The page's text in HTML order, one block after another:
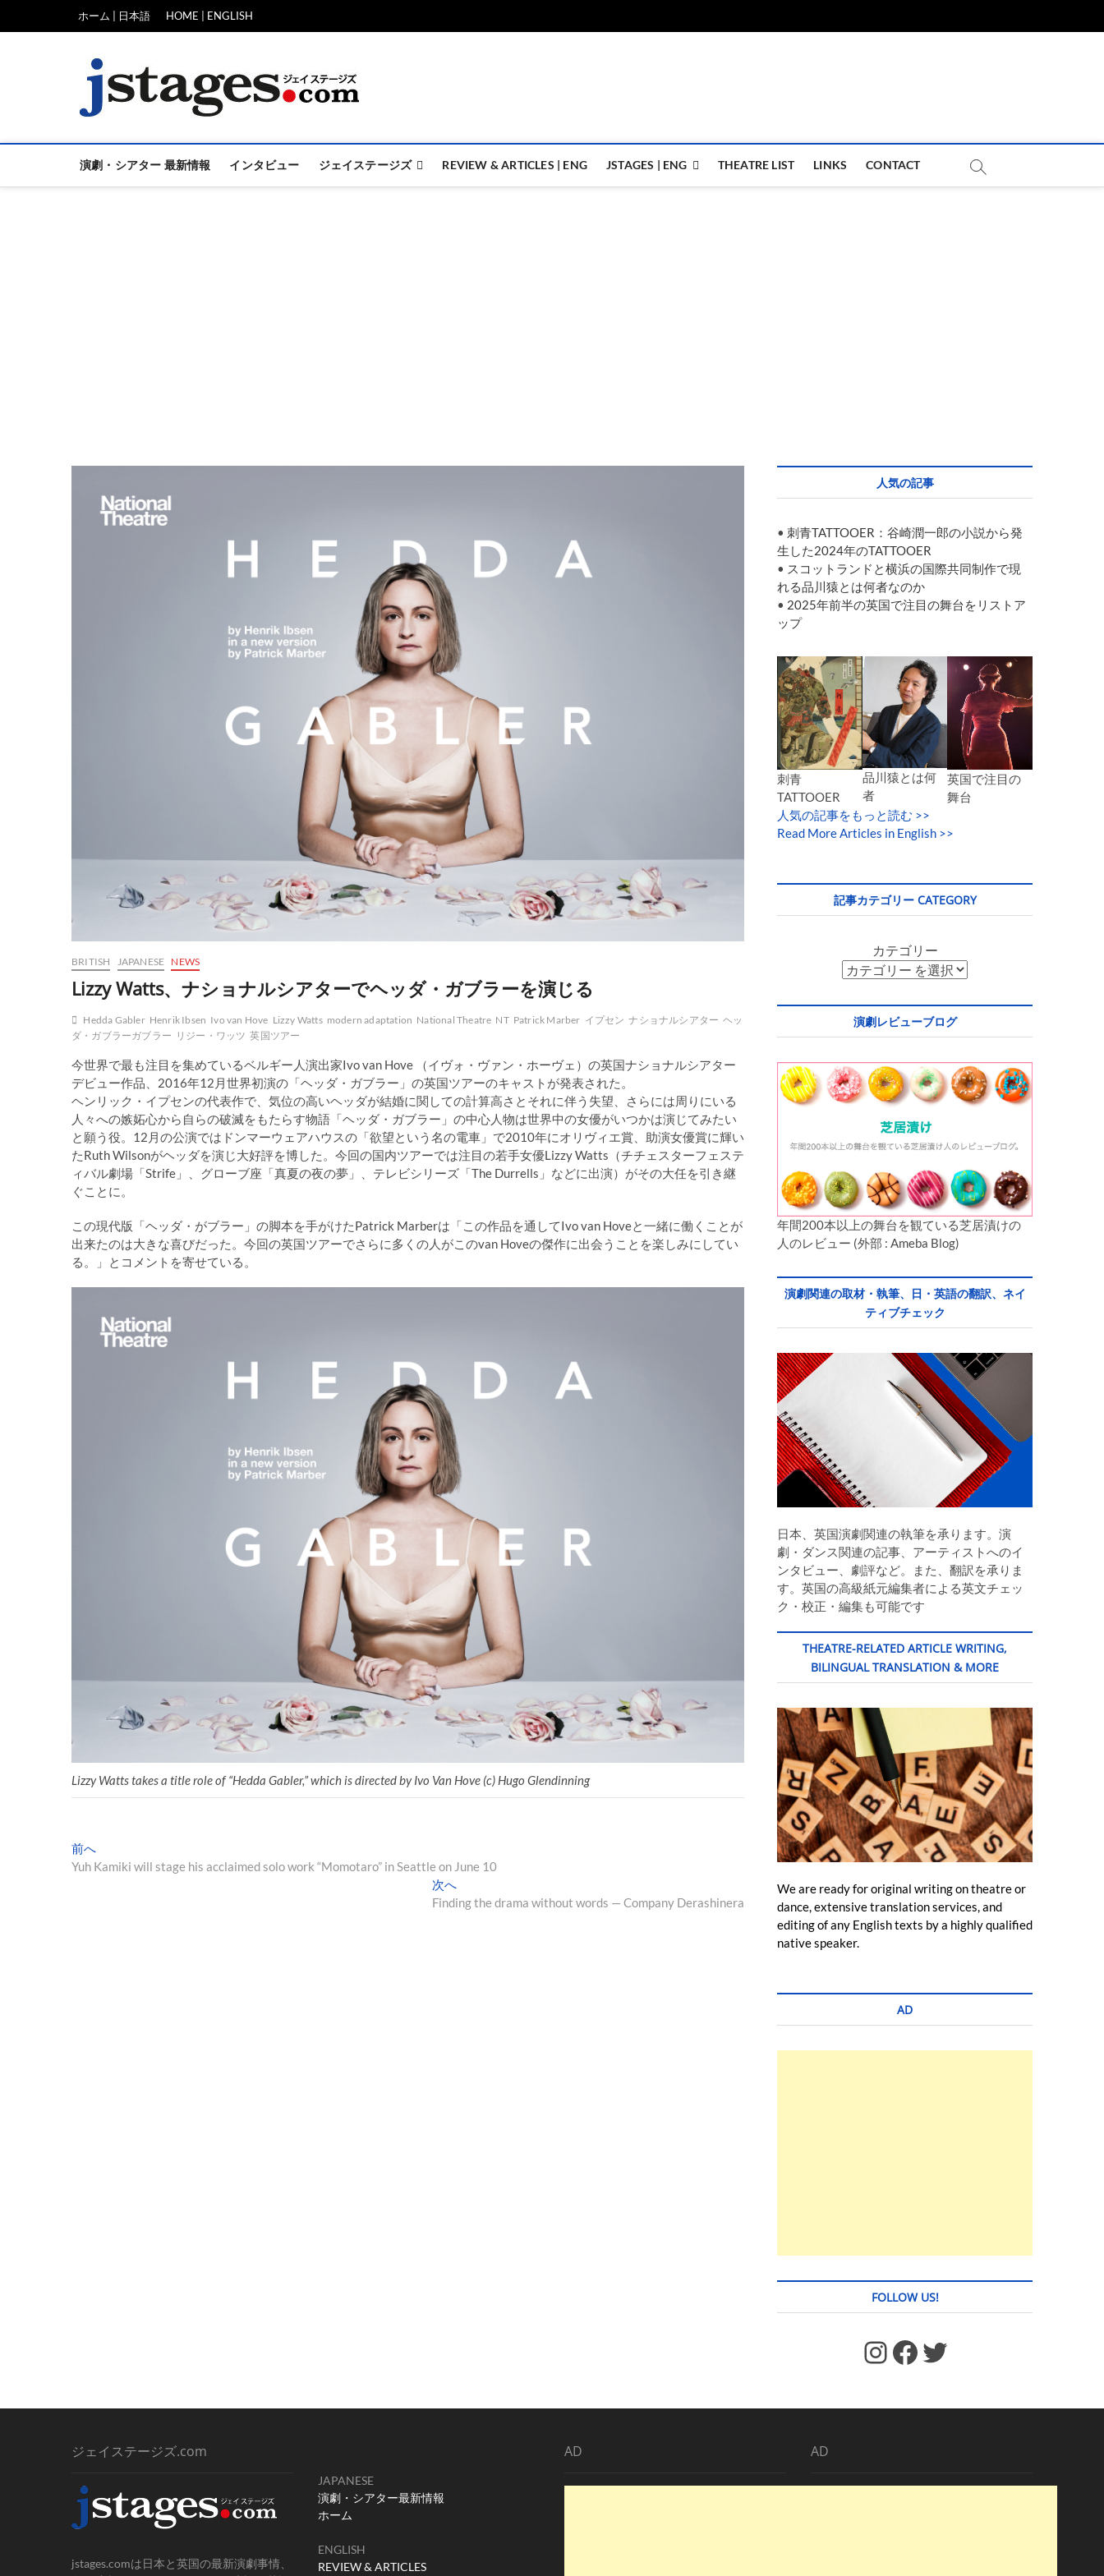
ホーム | 日本語 HOME | ENGLISH
演劇・シアター 最新情報 インタビュー ジェイステージズ REVIEW & ARTICLES | ENG JSTAGES | ENG THEATRE LIST LINKS CONTACT
BRITISH JAPANESE NEWS
Lizzy Watts、ナショナルシアターでヘッダ・ガブラーを演じる
Hedda Gabler Henrik Ibsen Ivo van Hove Lizzy Watts modern adaptation National Theatre NT Patrick Marber イプセン ナショナルシアター ヘッ
ダ・ガブラーガブラー リジー・ワッツ 英国ツアー
今世界で最も注目を集めているベルギー人演出家Ivo van Hove （イヴォ・ヴァン・ホーヴェ）の英国ナショナルシアター
デビュー作品、2016年12月世界初演の「ヘッダ・ガブラー」の英国ツアーのキャストが発表された。
ヘンリック・イプセンの代表作で、気位の高いヘッダが結婚に関しての計算高さとそれに伴う失望、さらには周りにいる
人々への嫉妬心から自らの破滅をもたらす物語「ヘッダ・ガブラー」の中心人物は世界中の女優がいつかは演じてみたい
と願う役。12月の公演ではドンマーウェアハウスの「欲望という名の電車」で2010年にオリヴィエ賞、助演女優賞に輝い
たRuth Wilsonがヘッダを演じ大好評を博した。今回の国内ツアーでは注目の若手女優Lizzy Watts（チチェスターフェステ
ィバル劇場「Strife」、グローブ座「真夏の夜の夢」、テレビシリーズ「The Durrells」などに出演）がその大任を引き継
ぐことに。
この現代版「ヘッダ・がブラー」の脚本を手がけたPatrick Marberは「この作品を通してIvo van Hoveと一緒に働くことが
出来たのは大きな喜びだった。今回の英国ツアーでさらに多くの人がこのvan Hoveの傑作に出会うことを楽しみにしてい
る。」とコメントを寄せている。
Lizzy Watts takes a title role of “Hedda Gabler,” which is directed by Ivo Van Hove (c) Hugo Glendinning
投
稿
前へ
去
Yuh Kamiki will stage his acclaimed solo work “Momotaro” in Seattle on June 10
次へ
の
Finding the drama without words — Company Derashinera
人気の記事
• 刺青TATTOOER：谷崎潤一郎の小説から発
生した2024年のTATTOOER
• スコットランドと横浜の国際共同制作で現
れる品川猿とは何者なのか
• 2025年前半の英国で注目の舞台をリストア
ップ
刺青
TATTOOER
品川猿とは何
者
英国で注目の
舞台
人気の記事をもっと読む >>
Read More Articles in English >>
記事カテゴリー CATEGORY
カテゴリー
演劇レビューブログ
年間200本以上の舞台を観ている芝居漬けの
人のレビュー (外部 : Ameba Blog)
演劇関連の取材・執筆、日・英語の翻訳、ネイ
ティブチェック
日本、英国演劇関連の執筆を承ります。演
劇・ダンス関連の記事、アーティストへのイ
ンタビュー、劇評など。また、翻訳を承りま
す。英国の高級紙元編集者による英文チェッ
ク・校正・編集も可能です
THEATRE-RELATED ARTICLE WRITING,
BILINGUAL TRANSLATION & MORE
We are ready for original writing on theatre or
dance, extensive translation services, and
editing of any English texts by a highly qualified
native speaker.
AD
FOLLOW US!
https://www.facebook.com/jstages/ Facebook Twitter
ジェイステージズ.com
jstages.comは日本と英国の最新演劇事情、
JAPANESE
演劇・シアター最新情報
ホーム
ENGLISH
REVIEW & ARTICLES
AD AD